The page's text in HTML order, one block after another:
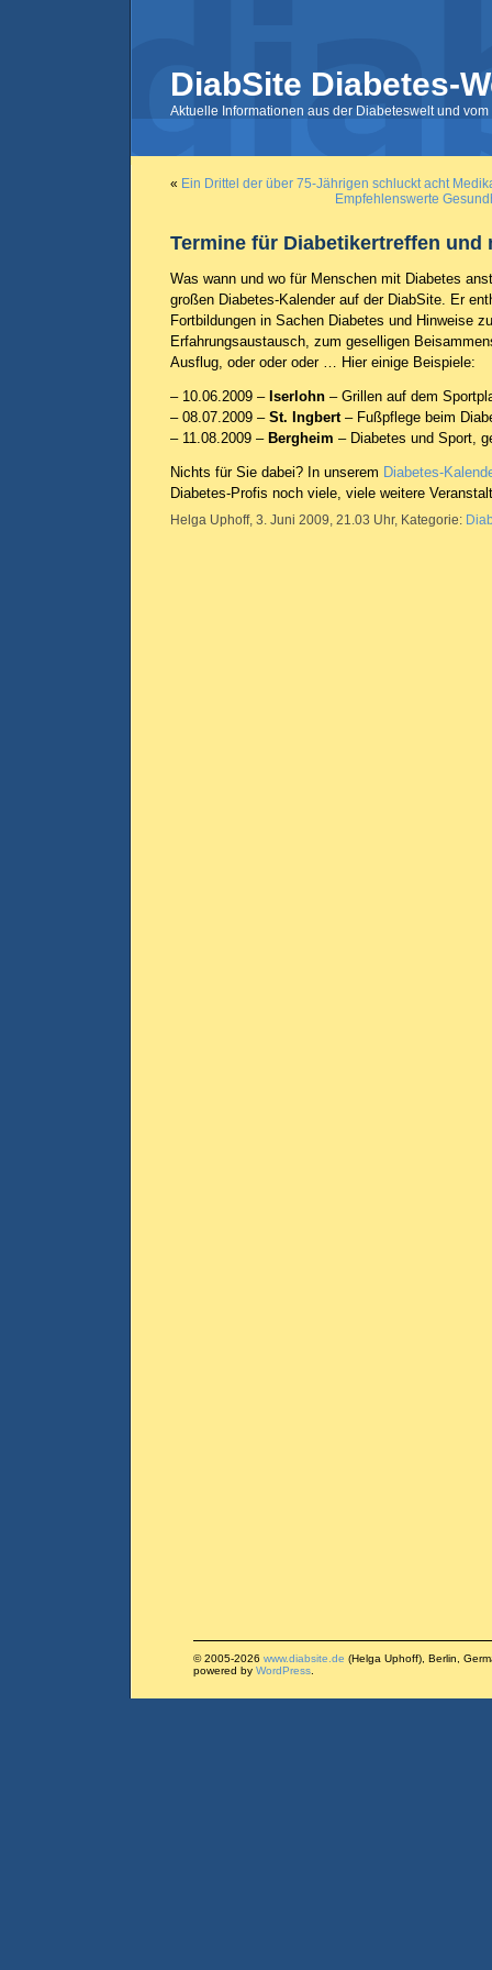
DiabSite Diabetes-
Aktuelle Informationen aus der Diabeteswelt und
« Ein Drittel der über 75-Jährigen schluckt acht
Empfehlenswerte
Termine für Diabetikertreffen und
Was wann und wo für Menschen mit Diabetes
großen Diabetes-Kalender auf der DiabSite. Er
Fortbildungen in Sachen Diabetes und Hinweise
Erfahrungsaustausch, zum geselligen
Ausflug, oder oder oder … Hier einige Beispiele:
– 10.06.2009 – Iserlohn – Grillen auf dem
– 08.07.2009 – St. Ingbert– Fußpflege beim
– 11.08.2009 – Bergheim – Diabetes und Sport,
Nichts für Sie dabei? In unserem Diabetes-
Diabetes-Profis noch viele, viele weitere
Helga Uphoff, 3. Juni 2009, 21.03 Uhr, Kategorie:
© 2005-2026 www.diabsite.de (Helga Uphoff), Berlin,
powered by WordPress.